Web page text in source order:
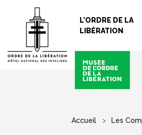
L'ORDRE DE LA
LIBÉRATION
Accueil Les